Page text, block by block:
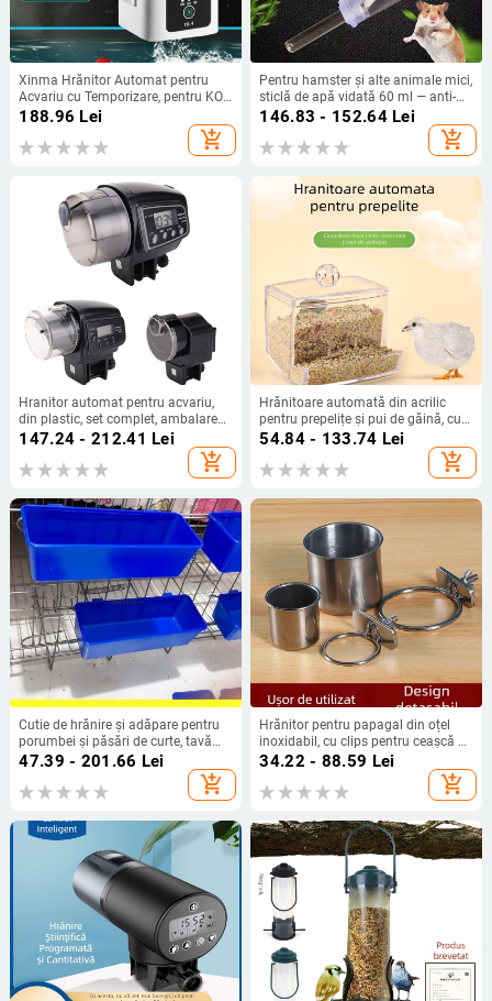
Xinma Hrănitor Automat pentru
Acvariu cu Temporizare, pentru KOI,
Pești Aurii și Țestoase
188.96 Lei
add_shopping_cart
Pentru hamster și alte animale mici,
sticlă de apă vidată 60 ml — anti-
scurgere, distribuție automată a
146.83 - 152.64Lei
add_shopping_cart
Hranitor automat pentru acvariu,
din plastic, set complet, ambalare
24 de bucăți, pentru peștișorul auriu
147.24 - 212.41 Lei
add_shopping_cart
Hrănitoare automată din acrilic
pentru prepelițe și pui de găină, cu
cutie de hrană, tavă de hrană, bol și
54.84 - 133.74 Lei
add_shopping_cart
Cutie de hrănire și adăpare pentru
porumbei și păsări de curte, tavă
agățată pentru acvariu
47.39 - 201.66 Lei
add_shopping_cart
Hrănitor pentru papagal din oțel
inoxidabil, cu clips pentru ceașcă și
suport pentru pahare, canal de
34.22 - 88.59 Lei
add_shopping_cart